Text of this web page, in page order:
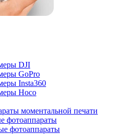
DJI
GoPro
Insta360
Hoco
моментальной печати
фотоаппараты
фотоаппараты